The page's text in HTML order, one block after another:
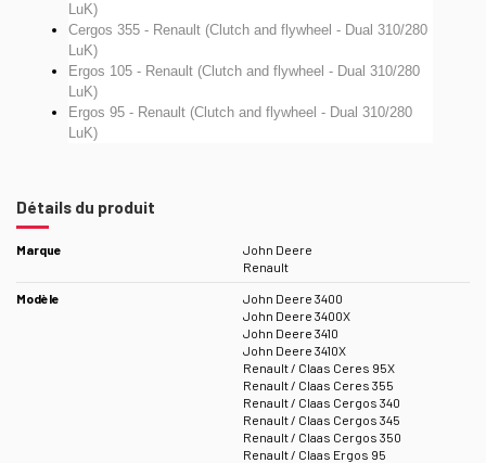
LuK)
Cergos 355 - Renault (Clutch and flywheel - Dual 310/280
LuK)
Ergos 105 - Renault (Clutch and flywheel - Dual 310/280
LuK)
Ergos 95 - Renault (Clutch and flywheel - Dual 310/280
LuK)
Détails du produit
Marque
John Deere
Renault
Modèle
John Deere 3400
John Deere 3400X
John Deere 3410
John Deere 3410X
Renault / Claas Ceres 95X
Renault / Claas Ceres 355
Renault / Claas Cergos 340
Renault / Claas Cergos 345
Renault / Claas Cergos 350
Renault / Claas Ergos 95